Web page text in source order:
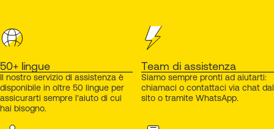
50+ lingue
Il nostro servizio di assistenza è
disponibile in oltre 50 lingue per
assicurarti sempre l'aiuto di cui
hai bisogno.
Team di assistenza
Siamo sempre pronti ad aiutarti:
chiamaci o contattaci via chat dal
sito o tramite WhatsApp.